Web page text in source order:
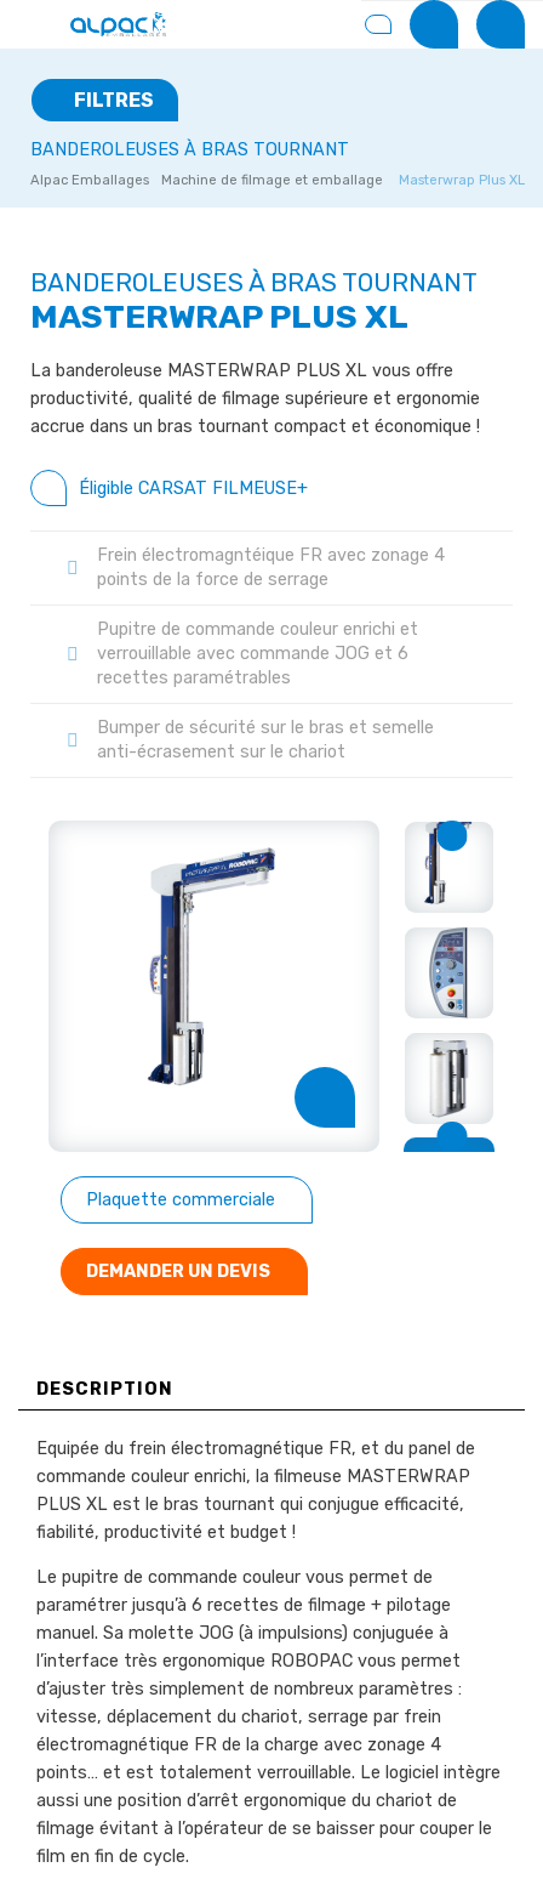
BANDEROLEUSES À BRAS TOURNANT
Alpac Emballages Machine de filmage et emballage Masterwrap Plus XL
FILTRES
BANDEROLEUSES À BRAS TOURNANT
MASTERWRAP PLUS XL
La banderoleuse MASTERWRAP PLUS XL vous offre
productivité, qualité de filmage supérieure et ergonomie
accrue dans un bras tournant compact et économique !
Éligible CARSAT FILMEUSE+
Frein électromagntéique FR avec zonage 4
points de la force de serrage
Pupitre de commande couleur enrichi et
verrouillable avec commande JOG et 6
recettes paramétrables
Bumper de sécurité sur le bras et semelle
anti-écrasement sur le chariot
Plaquette commerciale
DEMANDER UN DEVIS
DESCRIPTION
Equipée du frein électromagnétique FR, et du panel de
commande couleur enrichi, la filmeuse MASTERWRAP
PLUS XL est le bras tournant qui conjugue efficacité,
fiabilité, productivité et budget !
Le pupitre de commande couleur vous permet de
paramétrer jusqu’à 6 recettes de filmage + pilotage
manuel. Sa molette JOG (à impulsions) conjuguée à
l’interface très ergonomique ROBOPAC vous permet
d’ajuster très simplement de nombreux paramètres :
vitesse, déplacement du chariot, serrage par frein
électromagnétique FR de la charge avec zonage 4
points… et est totalement verrouillable. Le logiciel intègre
aussi une position d’arrêt ergonomique du chariot de
filmage évitant à l’opérateur de se baisser pour couper le
film en fin de cycle.